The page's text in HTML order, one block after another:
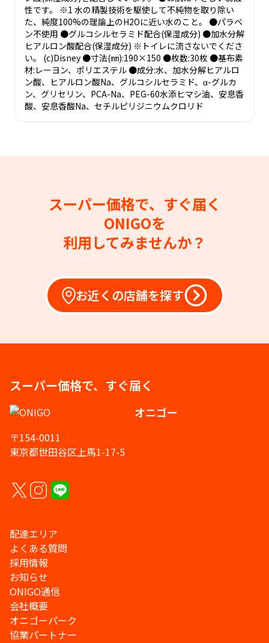
性です。 ※1 水の精製技術を駆使して不純物を取り除い
た、純度100%の理論上のH2Oに近い水のこと。 ●パラベ
ン不使用 ●グルコシルセラミド配合(保湿成分) ●加水分解
ヒアルロン酸配合(保湿成分) ※トイレに流さないでくださ
い。 (c)Disney ●寸法(㎜):190×150 ●枚数:30枚 ●基布素
材:レーヨン、ポリエステル ●成分:水、加水分解ヒアルロ
ン酸、ヒアルロン酸Na、グルコシルセラミド、α-グルカ
ン、グリセリン、PCA-Na、PEG-60水添ヒマシ油、安息香
酸、安息香酸Na、セチルピリジニウムクロリド
スーパー価格で、すぐ届く
ONIGOを
利用してみませんか？
お近くの店舗を探す
スーパー価格で、すぐ届く
オニゴー
〒154-0011
東京都世田谷区上馬1-17-5
配達エリア
よくある質問
採用情報
お知らせ
ONIGO通信
会社概要
オニゴーパーク
協業パートナー